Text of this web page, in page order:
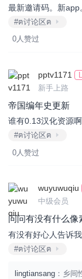
最新邀请码。新
#ฅ讨论区ฅ
0人赞过
pptv1171
新手上路
帝国编年史更新
谁有0.13汉化资源啊
#ฅ讨论区ฅ
0人赞过
wuyuwuqiu
中级会员
问问有没有什么像
有没有好心人告诉
#ฅ讨论区ฅ
lingtiansang ：乡间